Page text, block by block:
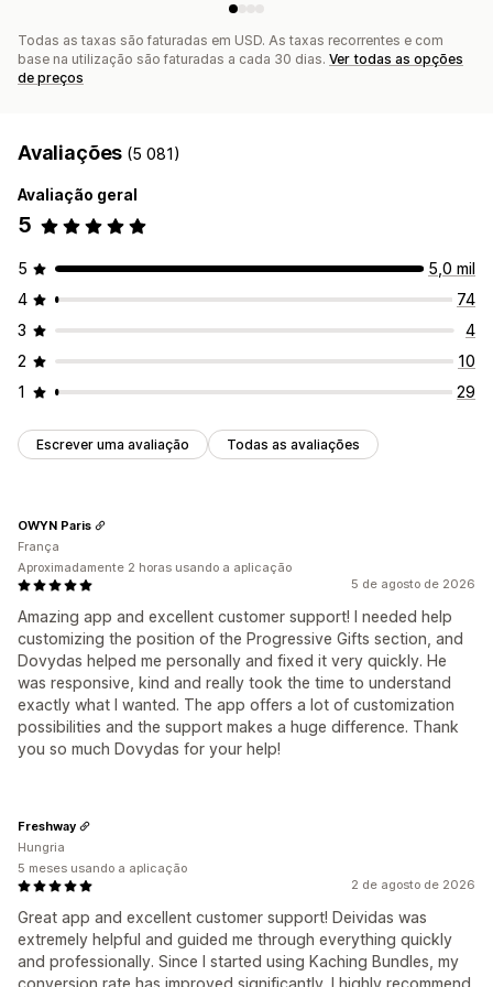
Todas as taxas são faturadas em USD. As taxas recorrentes e com
base na utilização são faturadas a cada 30 dias. Ver todas as opções
de preços
Avaliações (5 081)
Avaliação geral
5
5
5,0 mil
4
74
3
4
2
10
1
29
Escrever uma avaliação Todas as avaliações
5 de agosto de 2026
Amazing app and excellent customer support! I needed help
customizing the position of the Progressive Gifts section, and
Dovydas helped me personally and fixed it very quickly. He
was responsive, kind and really took the time to understand
exactly what I wanted. The app offers a lot of customization
possibilities and the support makes a huge difference. Thank
you so much Dovydas for your help!
OWYN Paris
França
Aproximadamente 2 horas usando a aplicação
2 de agosto de 2026
Great app and excellent customer support! Deividas was
extremely helpful and guided me through everything quickly
and professionally. Since I started using Kaching Bundles, my
Freshway
Hungria
5 meses usando a aplicação